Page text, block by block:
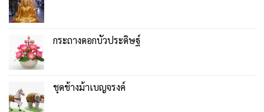
กระถางดอกบัวประดิษฐ์
ชุดช้างม้าเบญจรงค์